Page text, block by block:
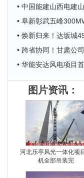
• 中国能建山西电建
• 阜新彰武五峰
• 焕新归来！达坂城
• 跨省协同！甘肃公
• 华能安达风电项目
图片资讯：
河北乐亭风光一体化项
机全部吊装完